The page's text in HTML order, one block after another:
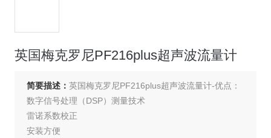
英国梅克罗尼PF216plus超声波流量计
简要描述： 英国梅克罗尼PF216plus超声波流量计-优点：
数字信号处理（DSP）测量技术
雷诺系数校正
安装方便